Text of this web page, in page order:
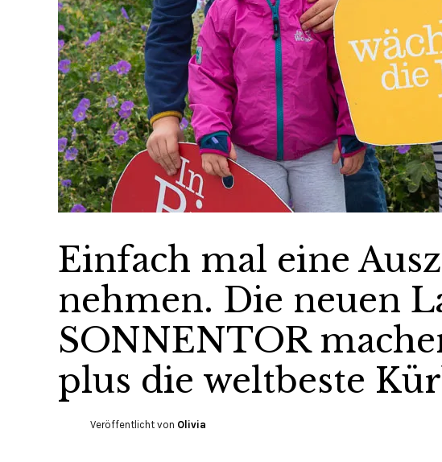
Einfach mal eine
nehmen. Die neuen
SONNENTOR
plus die weltbeste
Veröffentlicht von Olivia